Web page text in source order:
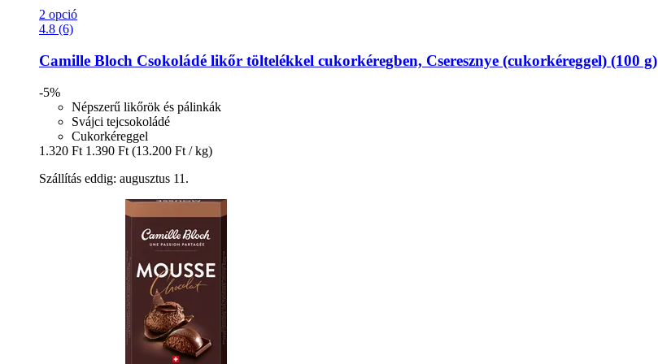
2 opció
4.8 (6)
Camille Bloch Csokoládé likőr töltelékkel cukorkéregben, Cseresznye (cukorkéreggel) (100 g)
-5%
Népszerű likőrök és pálinkák
Svájci tejcsokoládé
Cukorkéreggel
1.320 Ft 1.390 Ft (13.200 Ft / kg)
Szállítás eddig: augusztus 11.